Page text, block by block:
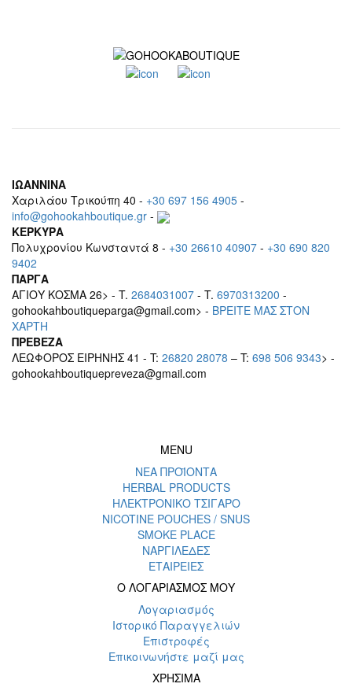
ΙΩΑΝΝΙΝΑ
Χαριλάου Τρικούπη 40 - +30 697 156 4905 -
info@gohookahboutique.gr -
ΚΕΡΚΥΡΑ
Πολυχρονίου Κωνσταντά 8 - +30 26610 40907 - +30 690 820
9402
ΠΑΡΓΑ
ΑΓΙΟΥ ΚΟΣΜΑ 26> - T. 2684031007 - T. 6970313200 -
gohookahboutiqueparga@gmail.com> - BΡEITE MAΣ ΣΤΟΝ
ΧΑΡΤΗ
ΠΡΕΒΕΖΑ
ΛΕΩΦΟΡΟΣ ΕΙΡΗΝΗΣ 41 - T: 26820 28078 – T: 698 506 9343> -
gohookahboutiquepreveza@gmail.com
MENU
ΝΕΑ ΠΡΟΪΟΝΤΑ
HERBAL PRODUCTS
ΗΛΕΚΤΡΟΝΙΚΟ ΤΣΙΓΑΡΟ
NICOTINE POUCHES / SNUS
SMOKE PLACE
ΝΑΡΓΙΛΕΔΕΣ
ΕΤΑΙΡΕΙΕΣ
Ο ΛΟΓΑΡΙΑΣΜΟΣ ΜΟΥ
Λογαριασμός
Ιστορικό Παραγγελιών
Επιστροφές
Επικοινωνήστε μαζί μας
ΧΡΗΣΙΜΑ